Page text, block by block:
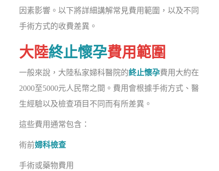
因素影響。以下將詳細講解常見費用範圍，以及不同
手術方式的收費差異。
大陸終止懷孕費用範圍
一般來說，大陸私家婦科醫院的終止懷孕費用大約在
2000至5000元人民幣之間。費用會根據手術方式、醫
生經驗以及檢查項目不同而有所差異。
這些費用通常包含：
術前婦科檢查
手術或藥物費用